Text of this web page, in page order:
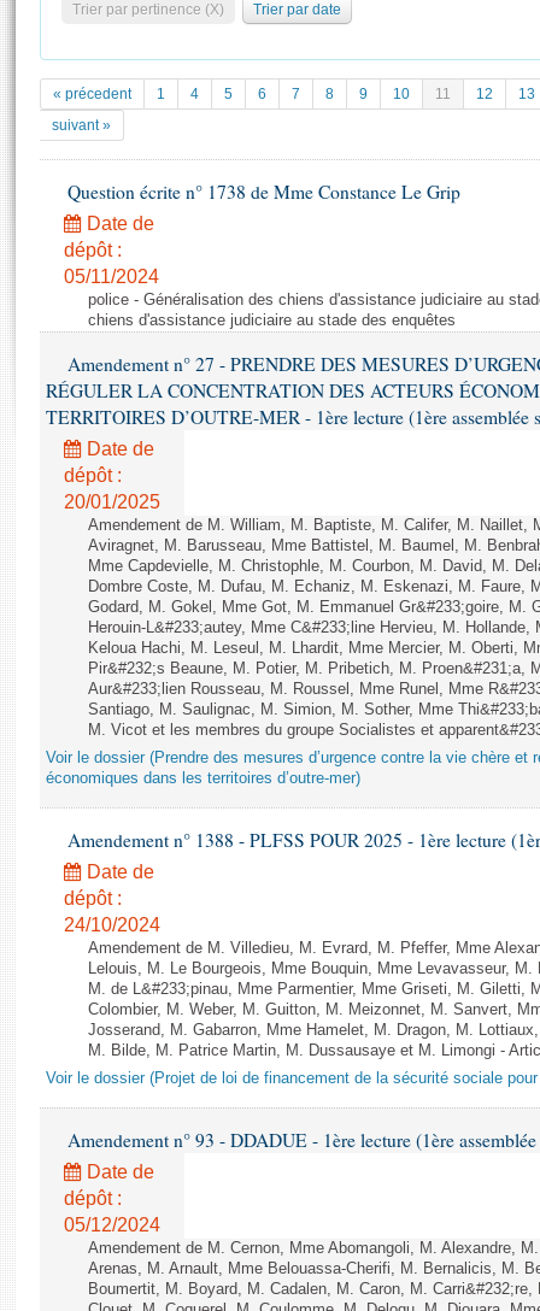
Pétitions
Documents parlementaires
Projets de loi
Propositions de loi
Amendements
Textes adoptés
Rapports d'information
Rapports sur l'application des lois
Baromètre de l’application des lois
Dossiers législatifs
Budget et sécurité sociale
Questions écrites et orales
Comptes rendus des débats
Statistiques et chiffres clés
Documents de référence
( Constitution | Règlement de l'Assemblée ... )
Histoire
Juniors
Anciennes législatures
Liens vers les sites publics
La Bibliothèque
Les archives
Photos libres de droit
Trier par pertinence (X) Trier par date
« précedent 1 4 5 6 7 8 9 10 11 12
13
suivant »
Question écrite n° 1738 de Mme Constance Le Grip
Date de
dépôt :
05/11/2024
police - Généralisation des chiens d'assistance judiciaire au
chiens d'assistance judiciaire au stade des enquêtes
Amendement n° 27 - PRENDRE DES MESURES
RÉGULER LA CONCENTRATION DES ACTEURS
TERRITOIRES D’OUTRE-MER - 1ère lecture (1ère assemblée
Date de
dépôt :
20/01/2025
Amendement de M. William, M. Baptiste, M. Califer, M. Naillet,
Aviragnet, M. Barusseau, Mme Battistel, M. Baumel, M.
Mme Capdevielle, M. Christophle, M. Courbon, M. David, M.
Dombre Coste, M. Dufau, M. Echaniz, M. Eskenazi, M. Faure,
Godard, M. Gokel, Mme Got, M. Emmanuel Gr&#233;goire, M.
Herouin-L&#233;autey, Mme C&#233;line Hervieu, M.
Keloua Hachi, M. Leseul, M. Lhardit, Mme Mercier, M. Oberti,
Pir&#232;s Beaune, M. Potier, M. Pribetich, M. Proen&#231;a,
Aur&#233;lien Rousseau, M. Roussel, Mme Runel, Mme
Santiago, M. Saulignac, M. Simion, M. Sother, Mme
M. Vicot et les membres du groupe Socialistes et
Voir le dossier (Prendre des mesures d’urgence contre la vie chère et
économiques dans les territoires d’outre-mer)
Amendement n° 1388 - PLFSS POUR 2025 - 1ère lecture
Date de
dépôt :
24/10/2024
Amendement de M. Villedieu, M. Evrard, M. Pfeffer, Mme
Lelouis, M. Le Bourgeois, Mme Bouquin, Mme Levavasseur,
M. de L&#233;pinau, Mme Parmentier, Mme Griseti, M. Giletti,
Colombier, M. Weber, M. Guitton, M. Meizonnet, M. Sanvert,
Josserand, M. Gabarron, Mme Hamelet, M. Dragon, M.
M. Bilde, M. Patrice Martin, M. Dussausaye et M. Limongi -
Voir le dossier (Projet de loi de financement de la sécurité sociale pour
Amendement n° 93 - DDADUE - 1ère lecture (1ère
Date de
dépôt :
05/12/2024
Amendement de M. Cernon, Mme Abomangoli, M. Alexandre,
Arenas, M. Arnault, Mme Belouassa-Cherifi, M. Bernalicis, M.
Boumertit, M. Boyard, M. Cadalen, M. Caron, M.